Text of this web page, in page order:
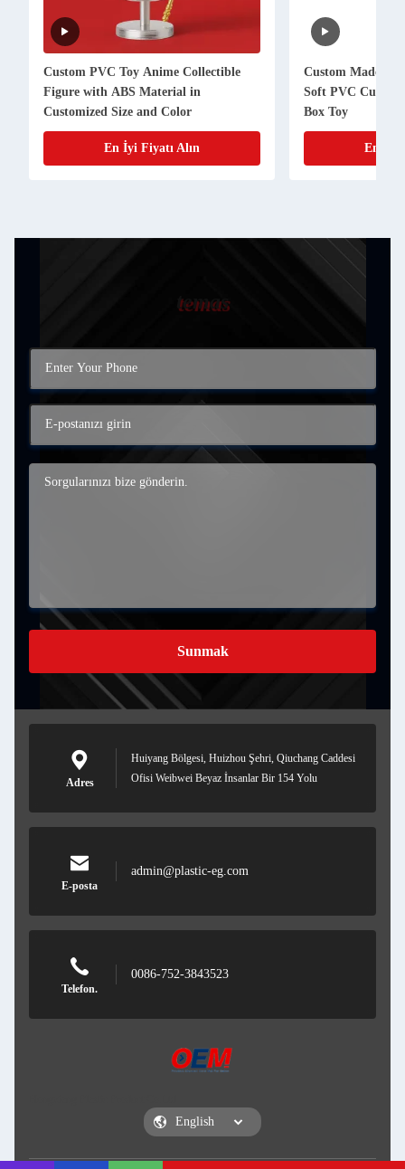
Custom PVC Toy Anime Collectible
Figure with ABS Material in
Customized Size and Color
En İyi Fiyatı Alın
Custom Made
Soft PVC Cute
Box Toy
En İyi
temas
Sunmak
Adres
Huiyang Bölgesi, Huizhou Şehri, Qiuchang Caddesi
Ofisi Weibwei Beyaz İnsanlar Bir 154 Yolu
E-posta
admin@plastic-eg.com
Telefon.
0086-752-3843523